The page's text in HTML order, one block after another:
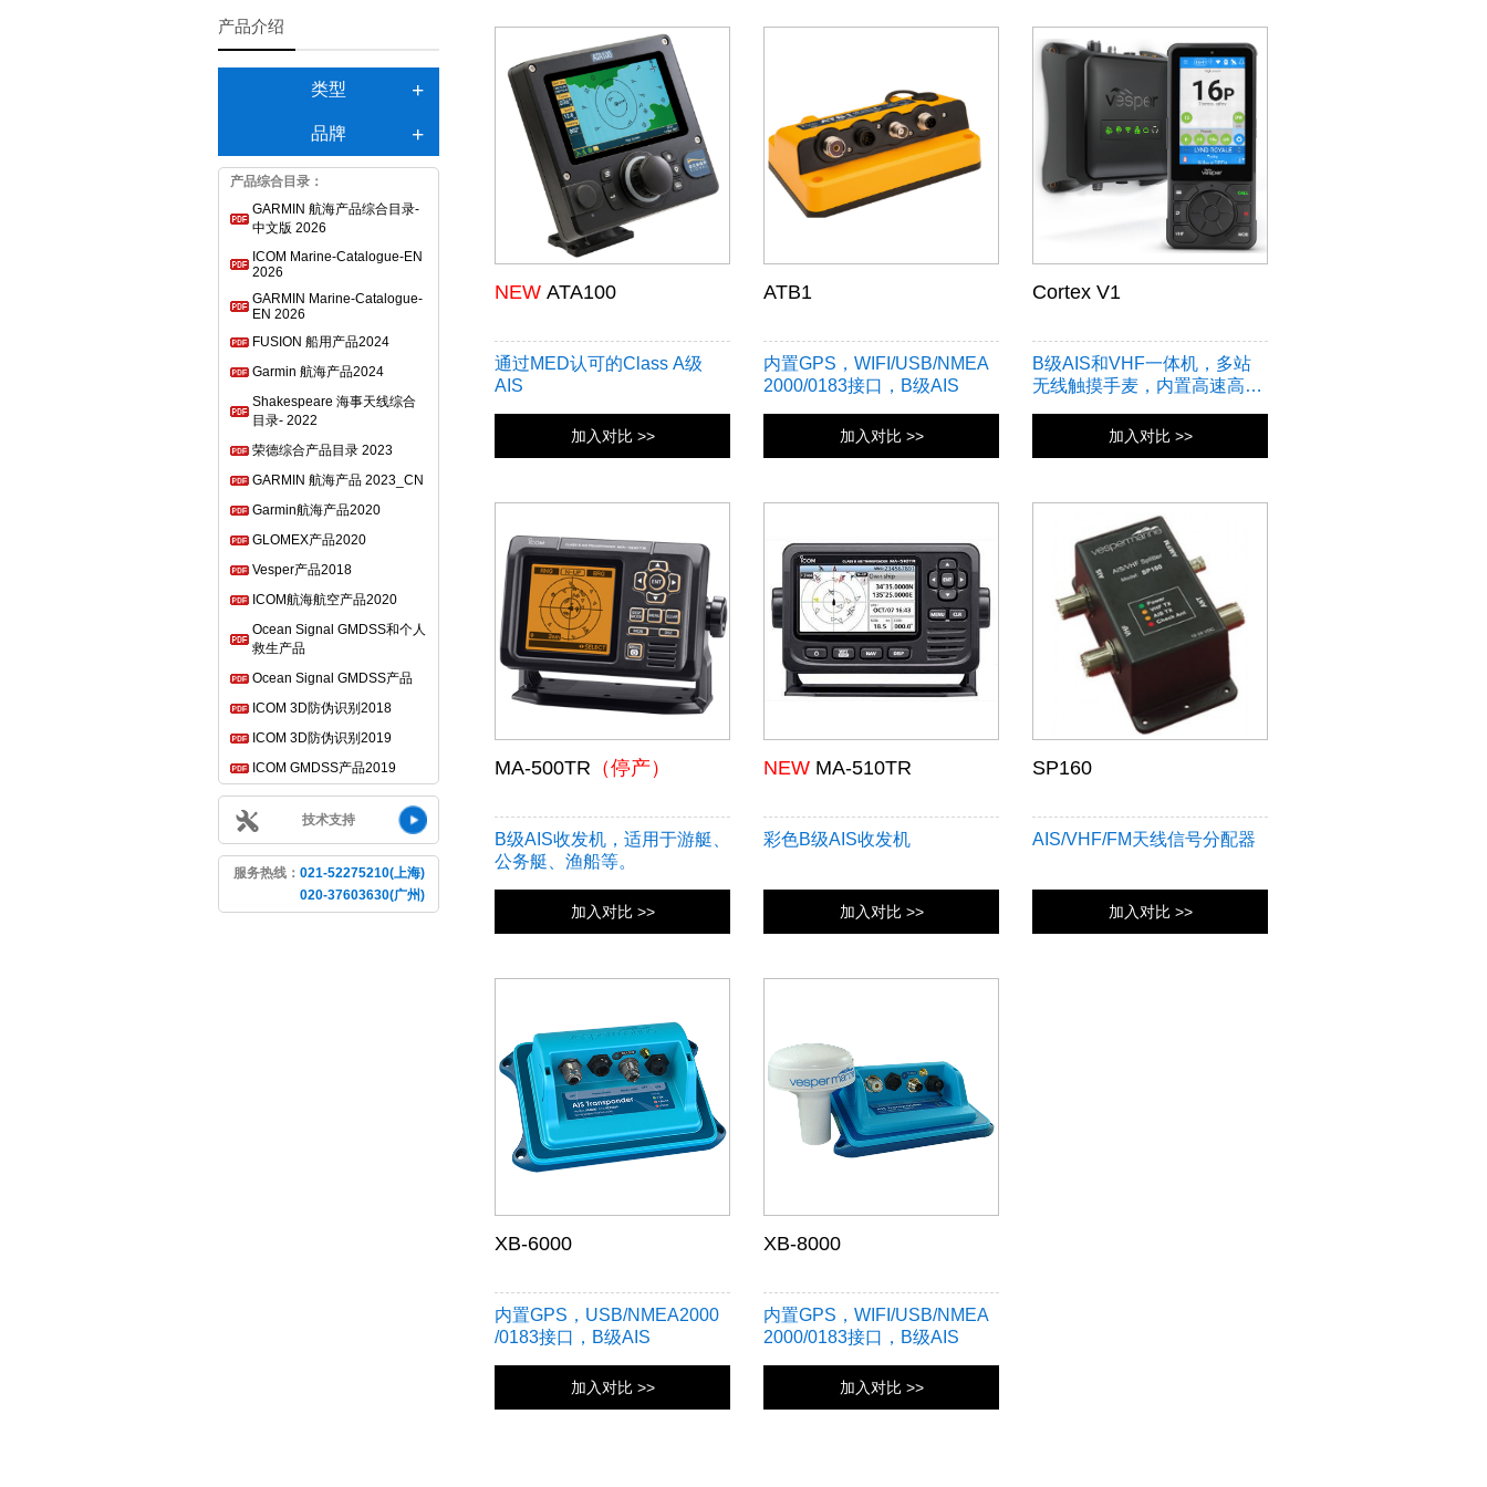
产品介绍
类型
品牌
产品综合目录：
GARMIN 航海产品综合目录-
中文版 2026
ICOM Marine-Catalogue-EN
2026
GARMIN Marine-Catalogue-
EN 2026
FUSION 船用产品2024
Garmin 航海产品2024
Shakespeare 海事天线综合
目录- 2022
荣德综合产品目录 2023
GARMIN 航海产品 2023_CN
Garmin航海产品2020
GLOMEX产品2020
Vesper产品2018
ICOM航海航空产品2020
Ocean Signal GMDSS和个人
救生产品
Ocean Signal GMDSS产品
ICOM 3D防伪识别2018
ICOM 3D防伪识别2019
ICOM GMDSS产品2019
技术支持
服务热线： 021-52275210(上海)
020-37603630(广州)
NEW ATA100
通过MED认可的Class A级
AIS
加入对比 >>
ATB1
内置GPS，WIFI/USB/NMEA
2000/0183接口，B级AIS
加入对比 >>
Cortex V1
B级AIS和VHF一体机，多站
无线触摸手麦，内置高速高效
加入对比 >>
MA-500TR （停产）
B级AIS收发机，适用于游艇、
公务艇、渔船等。
加入对比 >>
NEW MA-510TR
彩色B级AIS收发机
加入对比 >>
SP160
AIS/VHF/FM天线信号分配器
加入对比 >>
XB-6000
内置GPS，USB/NMEA2000
/0183接口，B级AIS
加入对比 >>
XB-8000
内置GPS，WIFI/USB/NMEA
2000/0183接口，B级AIS
加入对比 >>